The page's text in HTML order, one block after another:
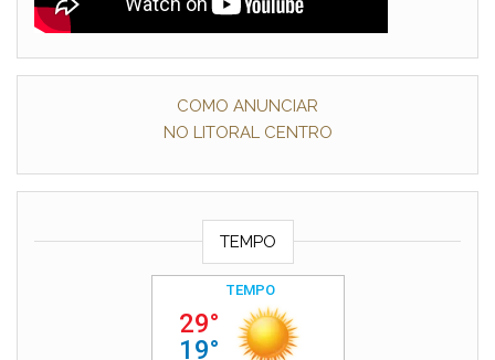
COMO ANUNCIAR
NO LITORAL CENTRO
TEMPO